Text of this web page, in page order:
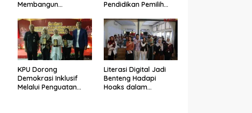
Membangun
Berkualitas
Pendidikan Pemilih
Kelompok Rentan,
Marjinal, dan Pemula
KPU Dorong
Demokrasi Inklusif
Melalui Penguatan
Literasi Digital Jadi
Benteng Hadapi
Hoaks dalam